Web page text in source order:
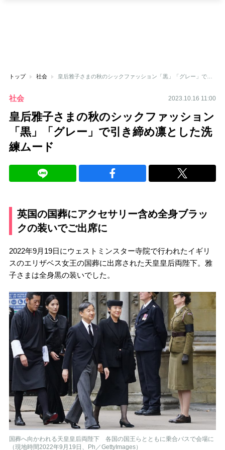
トップ 社会 皇后雅子さまの秋のシックファッション「黒」「グレー」で引き締め凛とした洗練ムード
社会 2023.10.16 11:00
皇后雅子さまの秋のシックファッション
「黒」「グレー」で引き締め凛とした洗
練ムード
英国の国葬にアクセサリー含め全身ブラッ
クの装いでご出席に
2022年9月19日にウェストミンスター寺院で行われたイギリ
スのエリザベス女王の国葬に出席された天皇皇后両陛下。雅
子さまは全身黒の装いでした。
国葬へ向かわれる天皇皇后両陛下 各国の国王らとともに乗合バスで会場に
（現地時間2022年9月19日、Ph／GettyImages）